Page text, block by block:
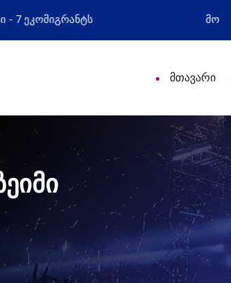
პროფესიული დღე მიულოცა
მთავარი